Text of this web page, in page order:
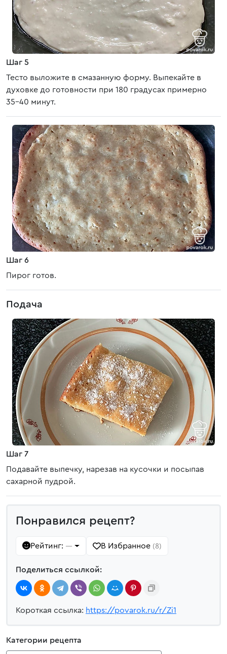
Шаг 5
Тесто выложите в смазанную форму. Выпекайте в
духовке до готовности при 180 градусах примерно
35-40 минут.
Шаг 6
Пирог готов.
Подача
Шаг 7
Подавайте выпечку, нарезав на кусочки и посыпав
сахарной пудрой.
Понравился рецепт?
Рейтинг: — В Избранное (8)
Поделиться ссылкой:
Короткая ссылка: https://povarok.ru/r/Zi1
Категории рецепта